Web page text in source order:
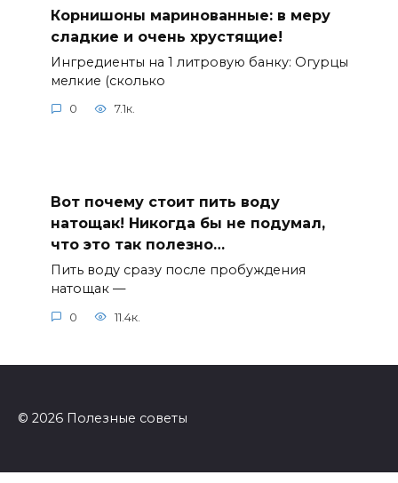
Корнишоны маринованные: в меру
сладкие и очень хрустящие!
Ингредиенты на 1 литровую банку: Огурцы
мелкие (сколько
0 7.1к.
Вот почему стоит пить воду
натощак! Никогда бы не подумал,
что это так полезно…
Пить воду сразу после пробуждения
натощак —
0 11.4к.
© 2026 Полезные советы